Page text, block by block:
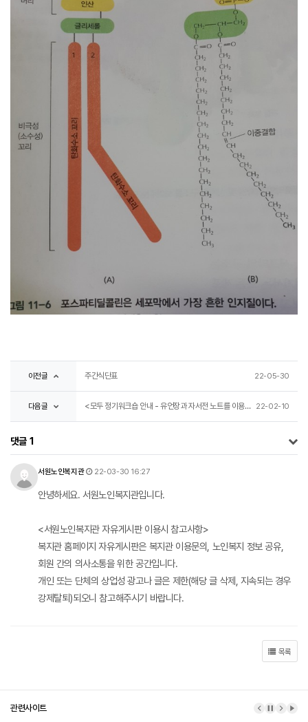
이전글 주간식단표 22-05-30
다음글 <모두 정기워크숍 안내 - 유언장과 자서전 노트를 이용한 생명존중교육 워크숍> 22-02-10
댓글 1
서원노인복지관님의 댓글
서원노인복지관작성일22-03-30 16:27
안녕하세요. 서원노인복지관입니다.
<서원노인복지관 자유게시판 이용시 참고사항>
복지관 홈페이지 자유게시판은 복지관 이용문의, 노인복지 정보 공유,
회원 간의 의사소통을 위한 공간입니다.
개인 또는 단체의 상업성 광고나 글은 제한(해당 글 삭제, 지속되는 경우
강제탈퇴)되오니 참고해주시기 바랍니다.
목록
관련사이트 이전 배너
배너 정지
다음
배